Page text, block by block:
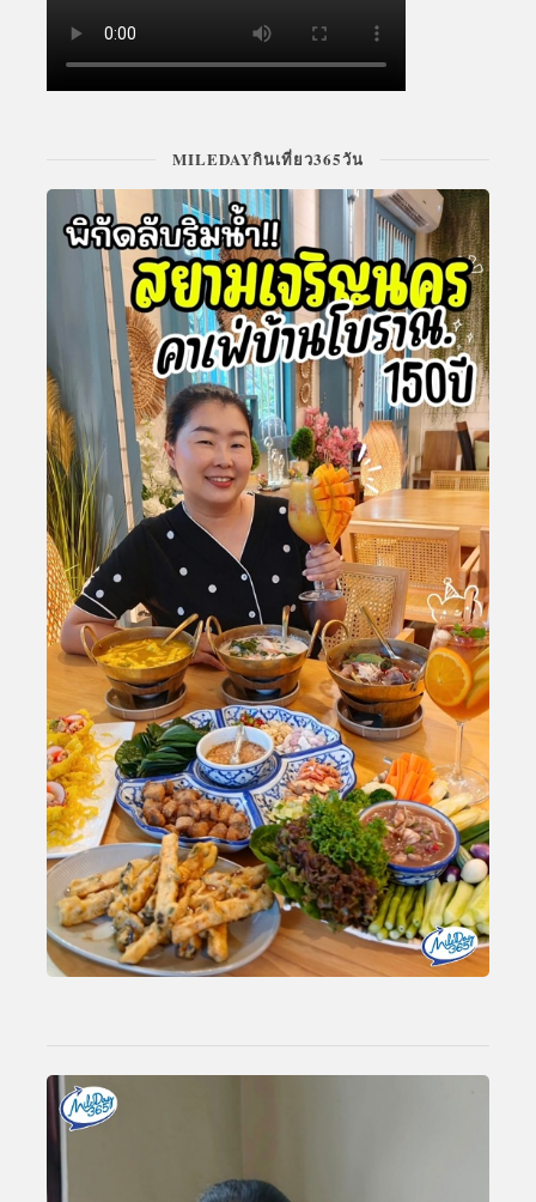
MILEDAYกินเที่ยว365วัน